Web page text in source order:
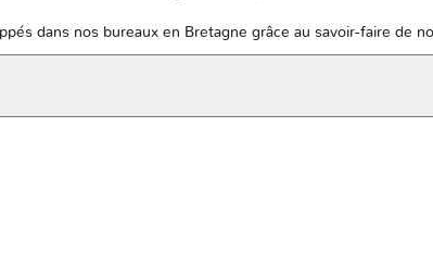
dans nos bureaux en Bretagne grâce au savoir-faire de